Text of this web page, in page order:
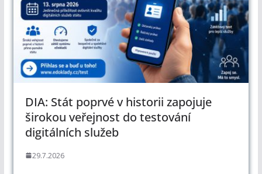
DIA: Stát poprvé v historii zapojuje
širokou veřejnost do testování
digitálních služeb
29.7.2026